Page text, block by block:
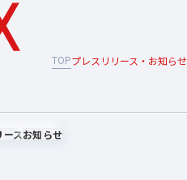
TOPプレスリリース・お知らせ
ースお知らせ